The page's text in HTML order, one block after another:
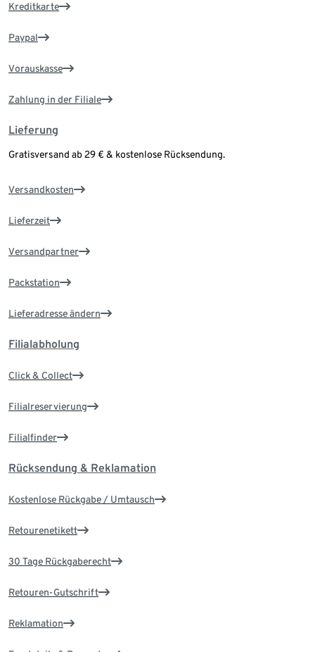
Kreditkarte
Paypal
Vorauskasse
Zahlung in der Filiale
Lieferung
Gratisversand ab 29 € & kostenlose Rücksendung.
Versandkosten
Lieferzeit
Versandpartner
Packstation
Lieferadresse ändern
Filialabholung
Click & Collect
Filialreservierung
Filialfinder
Rücksendung & Reklamation
Kostenlose Rückgabe / Umtausch
Retourenetikett
30 Tage Rückgaberecht
Retouren-Gutschrift
Reklamation